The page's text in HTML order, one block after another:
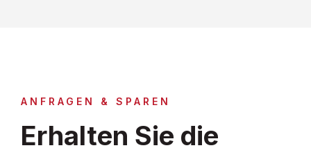
ANFRAGEN & SPAREN
Erhalten Sie die